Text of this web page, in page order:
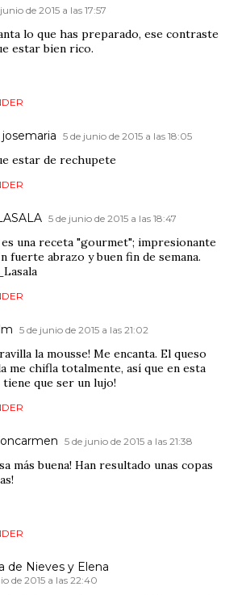
de 2015 a las 17:57
lo que has preparado, ese contraste
estar bien rico.
5 de junio de 2015 a las 18:05
estar de rechupete
5 de junio de 2015 a las 18:47
una receta "gourmet"; impresionante
fuerte abrazo y buen fin de semana.
5 de junio de 2015 a las 21:02
la mousse! Me encanta. El queso
me chifla totalmente, así que en esta
tiene que ser un lujo!
5 de junio de 2015 a las 21:38
más buena! Han resultado unas copas
de Nieves y Elena
de 2015 a las 22:40